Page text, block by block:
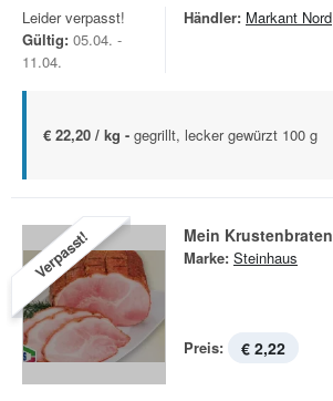
Leider verpasst!
Gültig: 05.04. -
11.04.
Händler: Markant Nord
€ 22,20 / kg - gegrillt, lecker gewürzt 100 g
Verpasst! Mein Krustenbraten
Marke: Steinhaus
Preis: € 2,22